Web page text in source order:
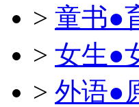
> 童书●
> 女生●
> 外语●